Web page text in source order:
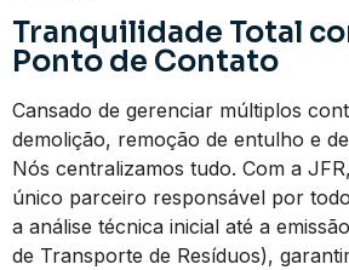
Tranquilidade Total
Ponto de Contato
Cansado de gerenciar múltiplos
demolição, remoção de entulho e
Nós centralizamos tudo. Com a
único parceiro responsável por
a análise técnica inicial até a
de Transporte de Resíduos),